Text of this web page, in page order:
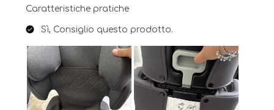
Caratteristiche pratiche
Sì, Consiglio questo prodotto.